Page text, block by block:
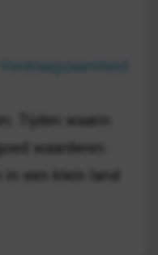
Tijden waarin
waarderen.
een klein land